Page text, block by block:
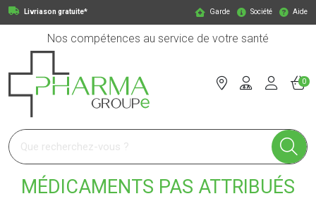
Livriason gratuite* Garde Société Aide
Nos compétences au service de votre santé
Pharmagroupe Votre pharmacie en ligne à votre service
0
MÉDICAMENTS PAS ATTRIBUÉS